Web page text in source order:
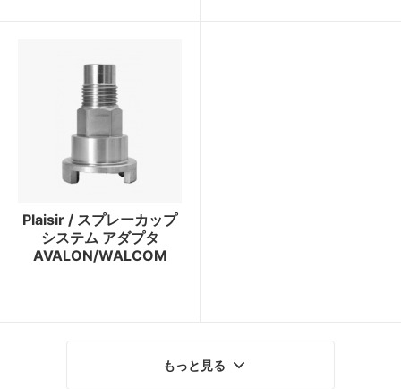
Plaisir / スプレーカップ
システム アダプタ
AVALON/WALCOM
もっと見る